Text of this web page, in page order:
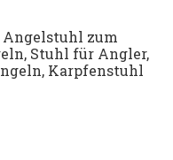
Angelstuhl zum
Stuhl für Angler,
Karpfenstuhl